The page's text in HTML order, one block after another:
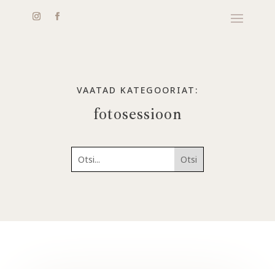
VAATAD KATEGOORIAT:
fotosessioon